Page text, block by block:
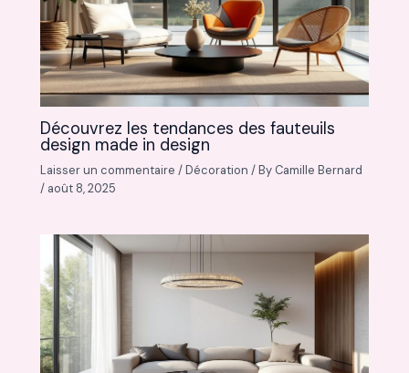
Découvrez les tendances des fauteuils
design made in design
Laisser un commentaire /Décoration / By Camille Bernard
/ août 8, 2025